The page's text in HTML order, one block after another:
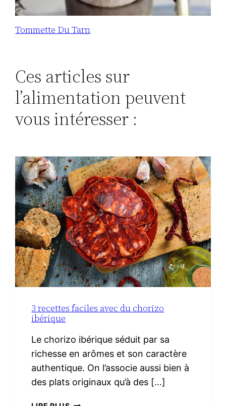
Tommette Du Tarn
Ces articles sur
l’alimentation peuvent
vous intéresser :
3 recettes faciles avec du chorizo
ibérique
Le chorizo ibérique séduit par sa
richesse en arômes et son caractère
authentique. On l’associe aussi bien à
des plats originaux qu’à des […]
3